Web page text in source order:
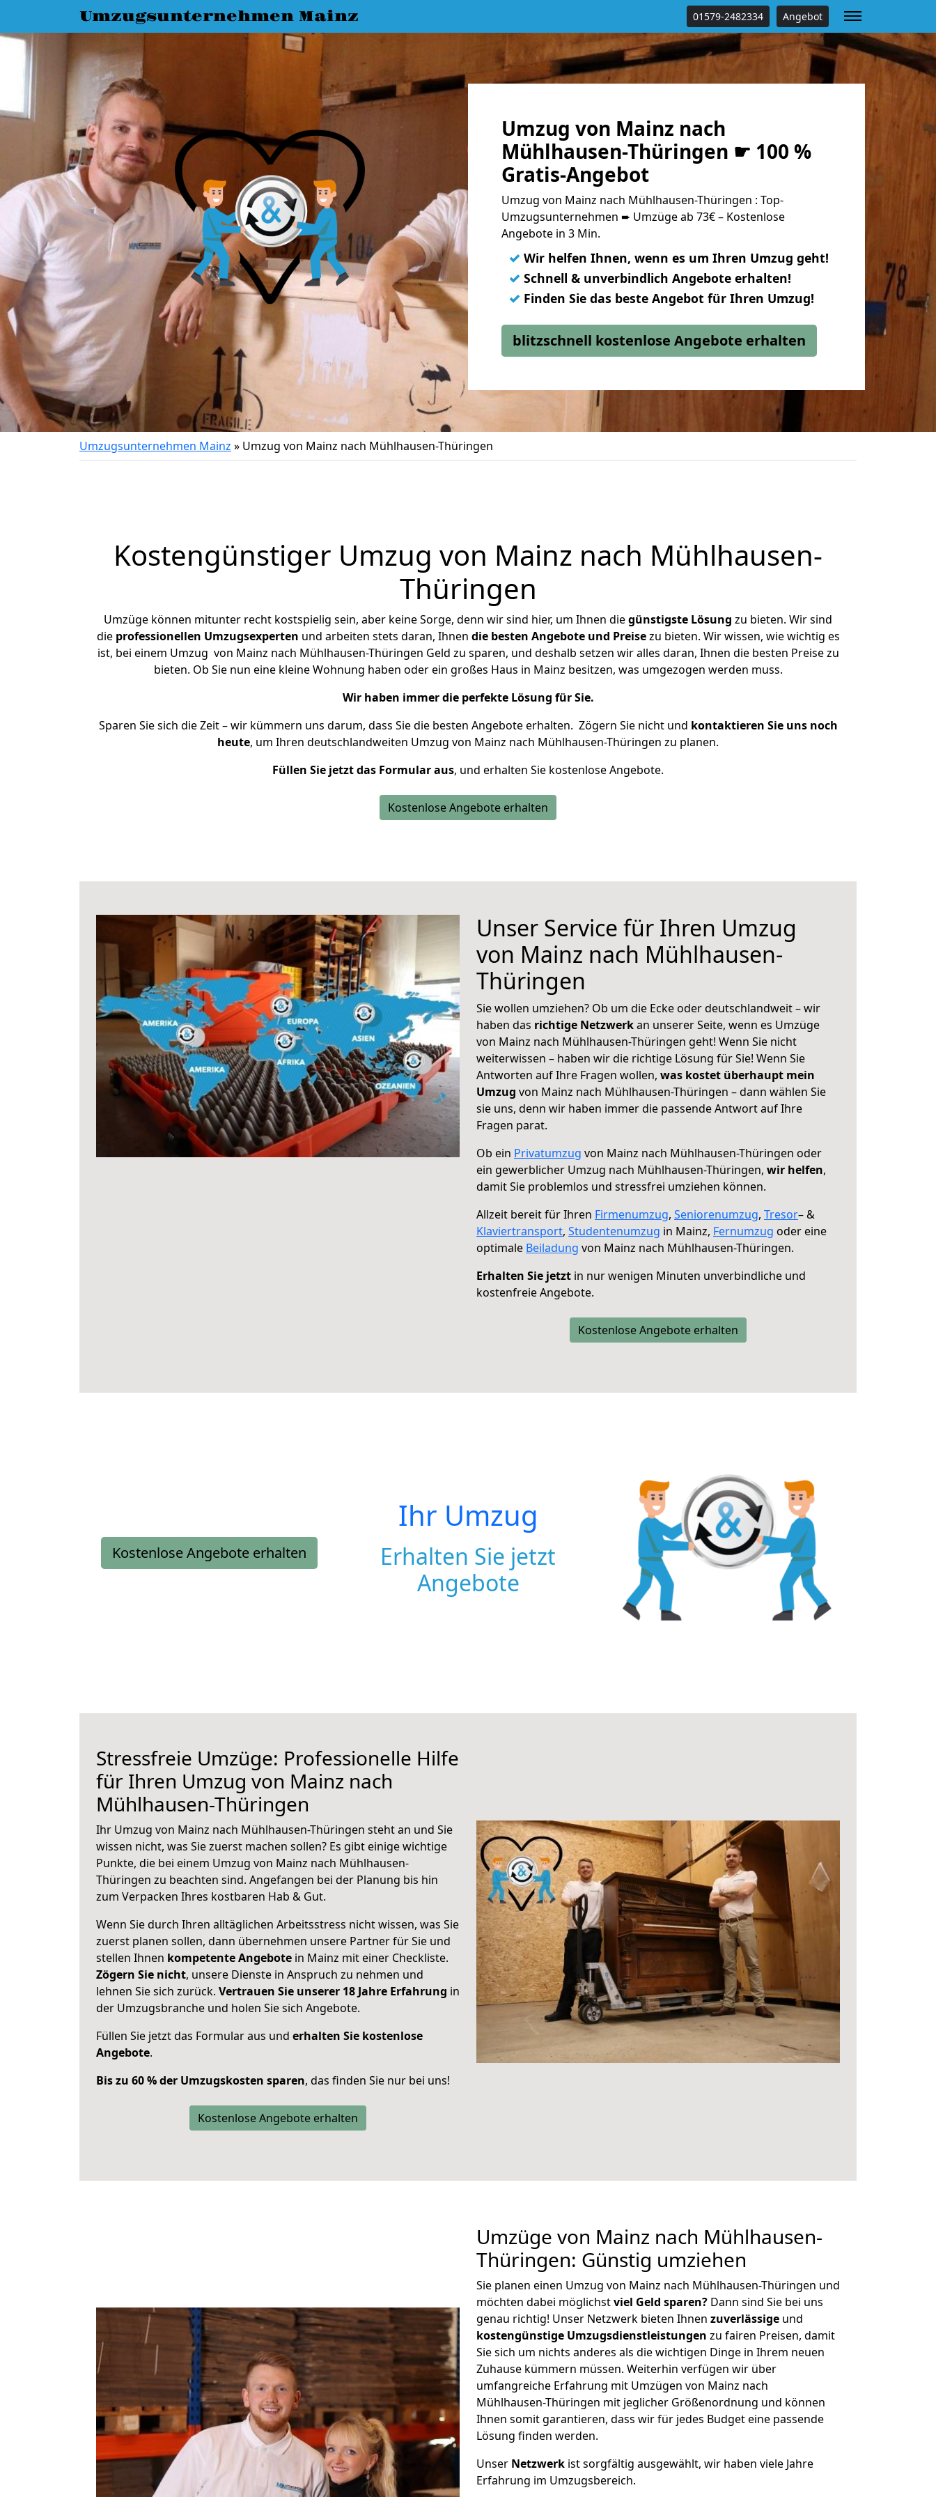
Umzugsunternehmen Mainz 01579-2482334 Angebot
Umzug von Mainz nach
Mühlhausen-Thüringen ☛ 100 %
Gratis-Angebot
Umzug von Mainz nach Mühlhausen-Thüringen : Top-
Umzugsunternehmen ➨ Umzüge ab 73€ – Kostenlose
Angebote in 3 Min.
✓ Wir helfen Ihnen, wenn es um Ihren Umzug geht!
✓ Schnell & unverbindlich Angebote erhalten!
✓ Finden Sie das beste Angebot für Ihren Umzug!
blitzschnell kostenlose Angebote erhalten
Umzugsunternehmen Mainz » Umzug von Mainz nach Mühlhausen-Thüringen
Kostengünstiger Umzug von Mainz nach Mühlhausen-
Thüringen
Umzüge können mitunter recht kostspielig sein, aber keine Sorge, denn wir sind hier, um Ihnen diegünstigste Lösung zu bieten. Wir sind
die professionellen Umzugsexperten und arbeiten stets daran, Ihnen die besten Angebote und Preisezu bieten. Wir wissen, wie wichtig es
ist, bei einem Umzug von Mainz nach Mühlhausen-Thüringen Geld zu sparen, und deshalb setzen wir alles daran, Ihnen die besten Preise zu
bieten. Ob Sie nun eine kleine Wohnung haben oder ein großes Haus in Mainz besitzen, was umgezogen werden muss.
Wir haben immer die perfekte Lösung für Sie.
Sparen Sie sich die Zeit – wir kümmern uns darum, dass Sie die besten Angebote erhalten. Zögern Sie nicht und kontaktieren Sie uns noch
heute, um Ihren deutschlandweiten Umzug von Mainz nach Mühlhausen-Thüringen zu planen.
Füllen Sie jetzt das Formular aus, und erhalten Sie kostenlose Angebote.
Kostenlose Angebote erhalten
Unser Service für Ihren Umzug
von Mainz nach Mühlhausen-
Thüringen
Sie wollen umziehen? Ob um die Ecke oder deutschlandweit – wir
haben das richtige Netzwerkan unserer Seite, wenn es Umzüge
von Mainz nach Mühlhausen-Thüringen geht! Wenn Sie nicht
weiterwissen – haben wir die richtige Lösung für Sie! Wenn Sie
Antworten auf Ihre Fragen wollen, was kostet überhaupt mein
Umzug von Mainz nach Mühlhausen-Thüringen – dann wählen Sie
sie uns, denn wir haben immer die passende Antwort auf Ihre
Fragen parat.
Ob ein Privatumzug von Mainz nach Mühlhausen-Thüringen oder
ein gewerblicher Umzug nach Mühlhausen-Thüringen, wir helfen,
damit Sie problemlos und stressfrei umziehen können.
Allzeit bereit für Ihren Firmenumzug, Seniorenumzug, Tresor– &
Klaviertransport, Studentenumzug in Mainz, Fernumzug oder eine
optimale Beiladung von Mainz nach Mühlhausen-Thüringen.
Erhalten Sie jetzt in nur wenigen Minuten unverbindliche und
kostenfreie Angebote.
Kostenlose Angebote erhalten
Kostenlose Angebote erhalten
Ihr Umzug
Erhalten Sie jetzt
Angebote
Stressfreie Umzüge: Professionelle Hilfe
für Ihren Umzug von Mainz nach
Mühlhausen-Thüringen
Ihr Umzug von Mainz nach Mühlhausen-Thüringen steht an und Sie
wissen nicht, was Sie zuerst machen sollen? Es gibt einige wichtige
Punkte, die bei einem Umzug von Mainz nach Mühlhausen-
Thüringen zu beachten sind. Angefangen bei der Planung bis hin
zum Verpacken Ihres kostbaren Hab & Gut.
Wenn Sie durch Ihren alltäglichen Arbeitsstress nicht wissen, was Sie
zuerst planen sollen, dann übernehmen unsere Partner für Sie und
stellen Ihnen kompetente Angebote in Mainz mit einer Checkliste.
Zögern Sie nicht, unsere Dienste in Anspruch zu nehmen und
lehnen Sie sich zurück. Vertrauen Sie unserer 18 Jahre Erfahrung in
der Umzugsbranche und holen Sie sich Angebote.
Füllen Sie jetzt das Formular aus und erhalten Sie kostenlose
Angebote.
Bis zu 60 % der Umzugskosten sparen, das finden Sie nur bei uns!
Kostenlose Angebote erhalten
Umzüge von Mainz nach Mühlhausen-
Thüringen: Günstig umziehen
Sie planen einen Umzug von Mainz nach Mühlhausen-Thüringen und
möchten dabei möglichstviel Geld sparen? Dann sind Sie bei uns
genau richtig! Unser Netzwerk bieten Ihnen zuverlässige und
kostengünstige Umzugsdienstleistungen zu fairen Preisen, damit
Sie sich um nichts anderes als die wichtigen Dinge in Ihrem neuen
Zuhause kümmern müssen. Weiterhin verfügen wir über
umfangreiche Erfahrung mit Umzügen von Mainz nach
Mühlhausen-Thüringen mit jeglicher Größenordnung und können
Ihnen somit garantieren, dass wir für jedes Budget eine passende
Lösung finden werden.
Unser Netzwerk ist sorgfältig ausgewählt, wir haben viele Jahre
Erfahrung im Umzugsbereich.